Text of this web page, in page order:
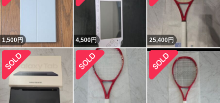
1,500円 4,500円 25,400円